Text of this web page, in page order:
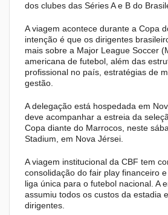
dos clubes das Séries A e B do
A viagem acontece durante a Copa
intenção é que os dirigentes
mais sobre a Major League Soccer
americana de futebol, além das
profissional no país, estratégias de
gestão.
A delegação está hospedada em
deve acompanhar a estreia da
Copa diante do Marrocos, neste
Stadium, em Nova Jérsei.
A viagem institucional da CBF tem
consolidação do fair play financeiro
liga única para o futebol nacional. A
assumiu todos os custos da estadia
dirigentes.